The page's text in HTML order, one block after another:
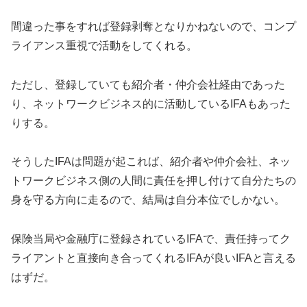
間違った事をすれば登録剥奪となりかねないので、コンプ
ライアンス重視で活動をしてくれる。
ただし、登録していても紹介者・仲介会社経由であった
り、ネットワークビジネス的に活動しているIFAもあった
りする。
そうしたIFAは問題が起これば、紹介者や仲介会社、ネッ
トワークビジネス側の人間に責任を押し付けて自分たちの
身を守る方向に走るので、結局は自分本位でしかない。
保険当局や金融庁に登録されているIFAで、責任持ってク
ライアントと直接向き合ってくれるIFAが良いIFAと言える
はずだ。